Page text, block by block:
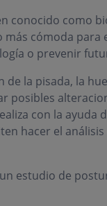
conocido como
cómoda
o prevenir
la pisada, la
posibles
con la ayuda
hacer el
estudio de